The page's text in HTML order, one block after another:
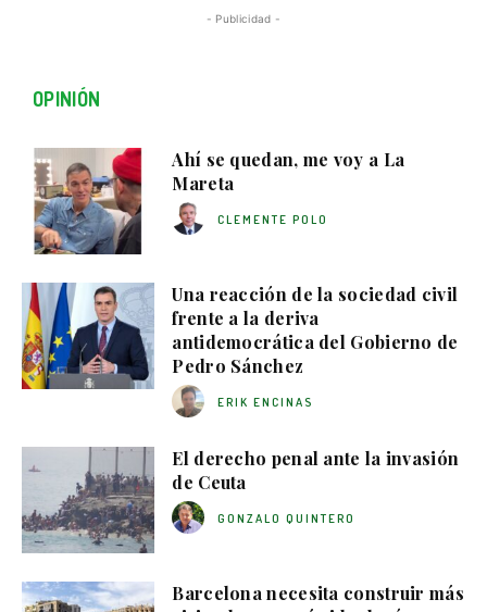
- Publicidad -
OPINIÓN
Ahí se quedan, me voy a La
Mareta
CLEMENTE POLO
Una reacción de la sociedad civil
frente a la deriva
antidemocrática del Gobierno de
Pedro Sánchez
ERIK ENCINAS
El derecho penal ante la invasión
de Ceuta
GONZALO QUINTERO
Barcelona necesita construir más